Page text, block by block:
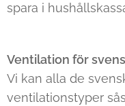
spara i
Ventilation för
Vi kan alla de
ventilationstyper